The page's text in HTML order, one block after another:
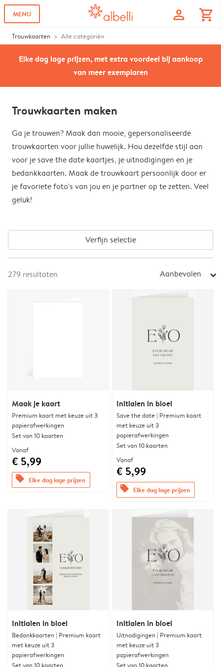
MENU profile shopping_cart
Trouwkaarten Alle categoriën
Elke dag lage prijzen, met extra voordeel bij aankoop
van meer exemplaren
Trouwkaarten maken
Ga je trouwen? Maak dan mooie, gepersonaliseerde
trouwkaarten voor jullie huwelijk. Hou dezelfde stijl aan
voor je save the date kaartjes, je uitnodigingen en je
bedankkaarten. Maak de trouwkaart persoonlijk door er
je favoriete foto's van jou en je partner op te zetten. Veel
geluk!
Verfijn selectie
279 resultaten Aanbevolen arrow_right
Maak je kaart
Premium kaart met keuze uit 3
papierafwerkingen
Set van 10 kaarten
Vanaf
€ 5,99
offers Elke dag lage prijzen
Initialen in bloei
Save the date | Premium kaart
met keuze uit 3
papierafwerkingen
Set van 10 kaarten
Vanaf
€ 5,99
offers Elke dag lage prijzen
Initialen in bloei
Bedankkaarten | Premium kaart
met keuze uit 3
papierafwerkingen
Set van 10 kaarten
Initialen in bloei
Uitnodigingen | Premium kaart
met keuze uit 3
papierafwerkingen
Set van 10 kaarten